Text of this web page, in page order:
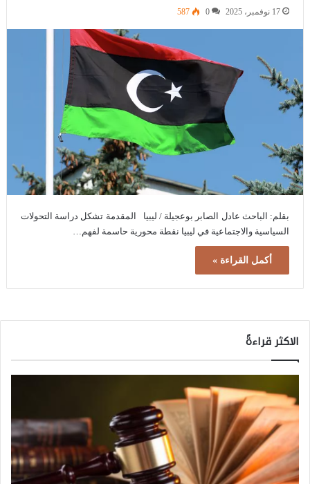
17 نوفمبر، 2025 0
587
بقلم: الباحث عادل الصابر بوعجيلة / ليبيا المقدمة تشكل دراسة التحولات
السياسية والاجتماعية في ليبيا نقطة محورية حاسمة لفهم…
أكمل القراءة »
الاكثر قراءةً